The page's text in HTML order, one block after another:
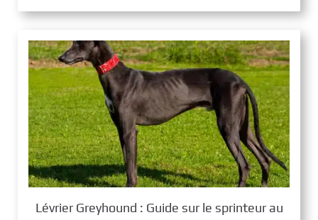
Lévrier Greyhound : Guide sur le sprinteur au